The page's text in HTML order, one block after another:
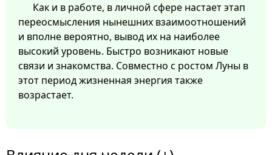
Как и в работе, в личной сфере настает этап
переосмысления нынешних взаимоотношений
и вполне вероятно, вывод их на наиболее
высокий уровень. Быстро возникают новые
связи и знакомства. Совместно с ростом Луны в
этот период жизненная энергия также
возрастает.